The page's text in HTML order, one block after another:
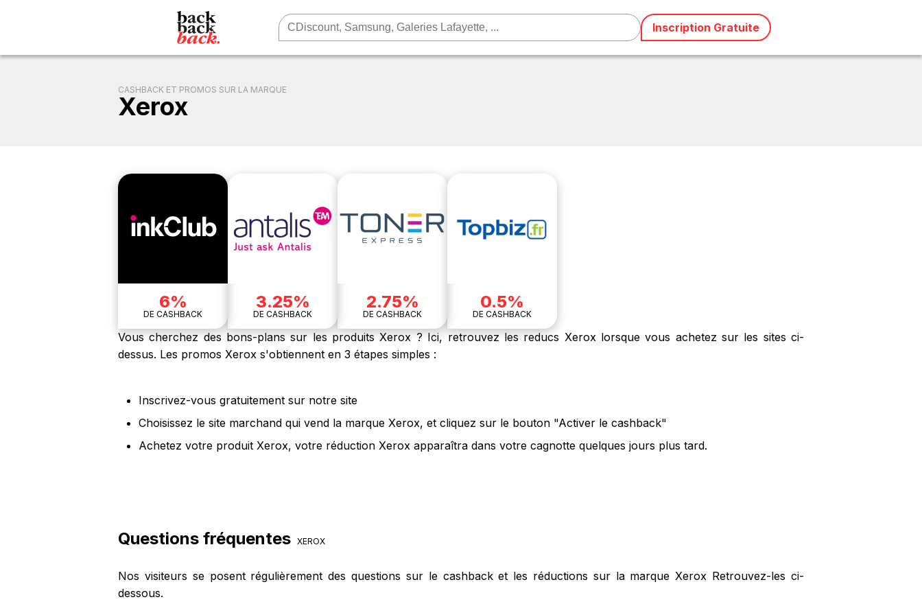
CASHBACK ET PROMOS SUR LA MARQUE
Xerox
6%
DE CASHBACK
3.25%
DE CASHBACK
2.75%
DE CASHBACK
0.5%
DE CASHBACK
Vous cherchez des bons-plans sur les produits Xerox ? Ici, retrouvez les reducs Xerox lorsque vous achetez sur les sites ci-
dessus. Les promos Xerox s'obtiennent en 3 étapes simples :
Inscrivez-vous gratuitement sur notre site
Choisissez le site marchand qui vend la marque Xerox, et cliquez sur le bouton "Activer le cashback"
Achetez votre produit Xerox, votre réduction Xerox apparaîtra dans votre cagnotte quelques jours plus tard.
Questions fréquentes XEROX
Nos visiteurs se posent régulièrement des questions sur le cashback et les réductions sur la marque Xerox Retrouvez-les ci-
dessous.
Inscription Gratuite